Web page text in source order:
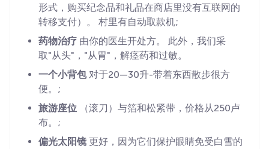
形式，购买纪念品和礼品在商店里没有互联网的
转移支付）。 村里有自动取款机;
药物治疗 由你的医生开处方。 此外，我们采
取"从头"，"从胃"，解痉药和过敏。
一个小背包对于20—30升-带着东西散步很方
便。;
旅游座位 （滚刀）与箔和松紧带，价格从250卢
布。;
偏光太阳镜 更好，因为它们保护眼睛免受白雪的